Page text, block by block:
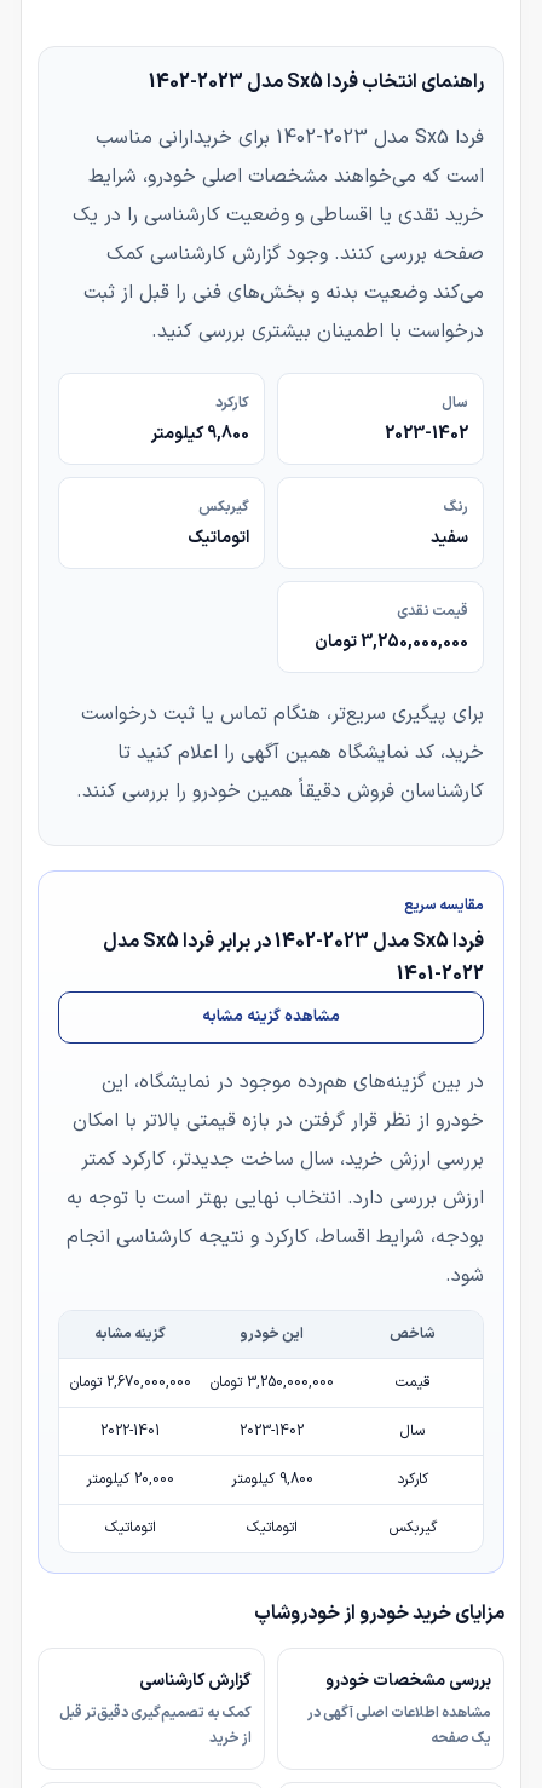
راهنمای انتخاب فردا Sx5 مدل 2023-1402
فردا Sx5 مدل 2023-1402 برای خریدارانی مناسب
است که می‌خواهند مشخصات اصلی خودرو، شرایط
خرید نقدی یا اقساطی و وضعیت کارشناسی را در یک
صفحه بررسی کنند. وجود گزارش کارشناسی کمک
می‌کند وضعیت بدنه و بخش‌های فنی را قبل از ثبت
درخواست با اطمینان بیشتری بررسی کنید.
سال
2023-1402
کارکرد
9,800 کیلومتر
رنگ
سفید
گیربکس
اتوماتیک
قیمت نقدی
3,250,000,000 تومان
برای پیگیری سریع‌تر، هنگام تماس یا ثبت درخواست
خرید، کد نمایشگاه همین آگهی را اعلام کنید تا
کارشناسان فروش دقیقاً همین خودرو را بررسی کنند.
مقایسه سریع
فردا Sx5 مدل 2023-1402 در برابر فردا Sx5 مدل
2022-1401
مشاهده گزینه مشابه
در بین گزینه‌های هم‌رده موجود در نمایشگاه، این
خودرو از نظر قرار گرفتن در بازه قیمتی بالاتر با امکان
بررسی ارزش خرید، سال ساخت جدیدتر، کارکرد کمتر
ارزش بررسی دارد. انتخاب نهایی بهتر است با توجه به
بودجه، شرایط اقساط، کارکرد و نتیجه کارشناسی انجام
شود.
شاخص این خودرو گزینه مشابه
قیمت 3,250,000,000 تومان 2,670,000,000 تومان
سال 2023-1402
2022-1401
کارکرد 9,800 کیلومتر 20,000 کیلومتر
گیربکس اتوماتیک اتوماتیک
مزایای خرید خودرو از خودروشاپ
بررسی مشخصات خودرو
مشاهده اطلاعات اصلی آگهی در
یک صفحه
گزارش کارشناسی
کمک به تصمیم‌گیری دقیق‌تر قبل
از خرید